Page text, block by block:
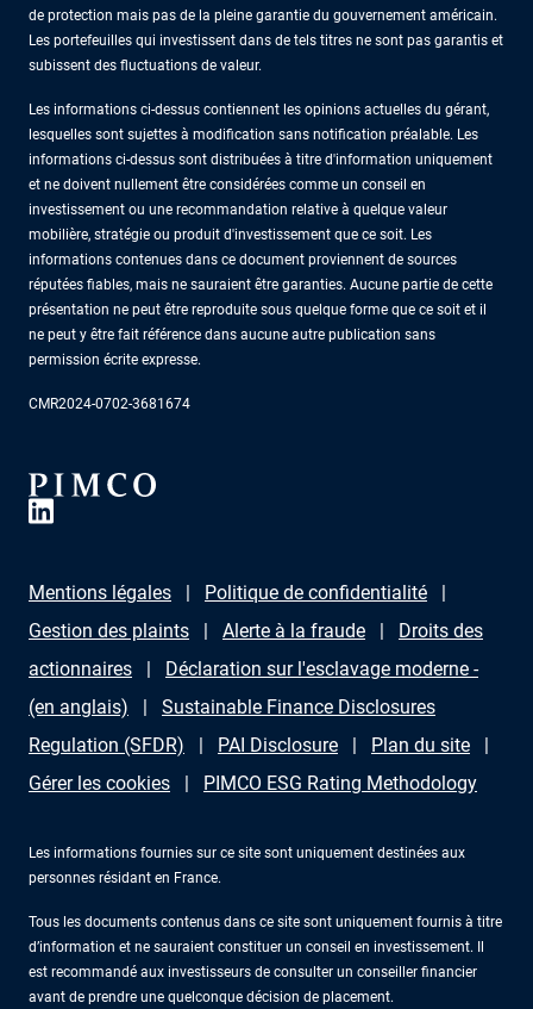
de protection mais pas de la pleine garantie du gouvernement américain.
Les portefeuilles qui investissent dans de tels titres ne sont pas garantis et
subissent des fluctuations de valeur.
Les informations ci-dessus contiennent les opinions actuelles du gérant,
lesquelles sont sujettes à modification sans notification préalable. Les
informations ci-dessus sont distribuées à titre d'information uniquement
et ne doivent nullement être considérées comme un conseil en
investissement ou une recommandation relative à quelque valeur
mobilière, stratégie ou produit d'investissement que ce soit. Les
informations contenues dans ce document proviennent de sources
réputées fiables, mais ne sauraient être garanties. Aucune partie de cette
présentation ne peut être reproduite sous quelque forme que ce soit et il
ne peut y être fait référence dans aucune autre publication sans
permission écrite expresse.
CMR2024-0702-3681674
Mentions légales
Politique de confidentialité
Gestion des plaints
Alerte à la fraude
Droits des
actionnaires
Déclaration sur l'esclavage moderne -
(en anglais)
Sustainable Finance Disclosures
Regulation (SFDR)
PAI Disclosure
Plan du site
Gérer les cookies
PIMCO ESG Rating Methodology
Les informations fournies sur ce site sont uniquement destinées aux
personnes résidant en France.
Tous les documents contenus dans ce site sont uniquement fournis à titre
d’information et ne sauraient constituer un conseil en investissement. Il
est recommandé aux investisseurs de consulter un conseiller financier
avant de prendre une quelconque décision de placement.